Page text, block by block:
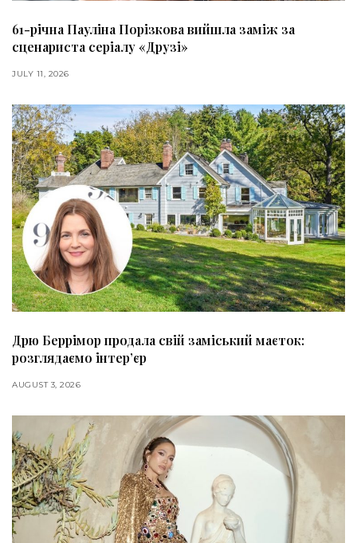
61-річна Пауліна Порізкова вийшла заміж за
сценариста серіалу «Друзі»
JULY 11, 2026
Дрю Беррімор продала свій заміський маєток:
розглядаємо інтер’єр
AUGUST 3, 2026